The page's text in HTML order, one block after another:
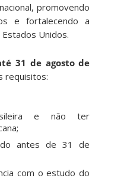
promovendo
e fortalecendo a
Unidos.
31 de agosto de
requisitos:
e não ter
antes de 31 de
com o estudo do